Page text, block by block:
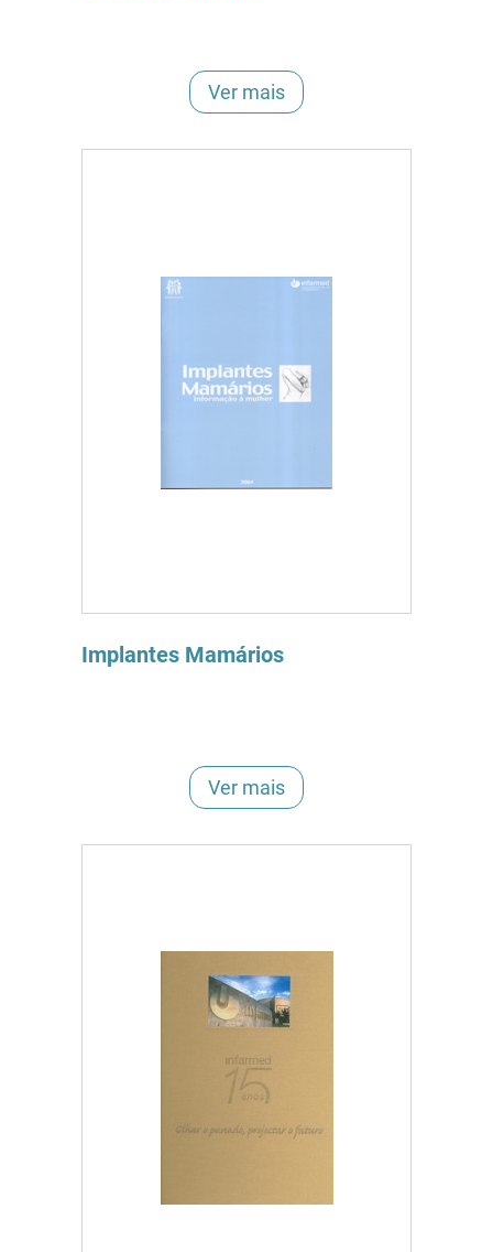
Ver mais
Implantes Mamários
Ver mais